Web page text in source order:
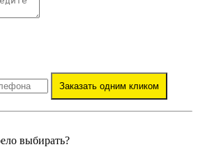
Заказать одним кликом
выбирать?